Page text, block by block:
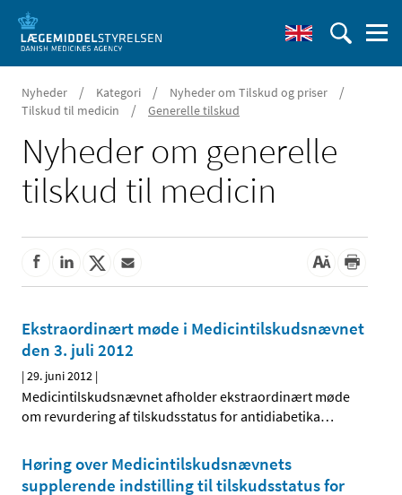
Nyheder / Kategori / Nyheder om Tilskud og priser /
Tilskud til medicin / Generelle tilskud
Nyheder om generelle
tilskud til medicin
Ekstraordinært møde i Medicintilskudsnævnet
den 3. juli 2012
|29. juni 2012 |
Medicintilskudsnævnet afholder ekstraordinært møde
om revurdering af tilskudsstatus for antidiabetika…
Høring over Medicintilskudsnævnets
supplerende indstilling til tilskudsstatus for